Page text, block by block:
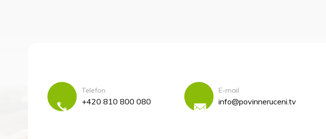
Telefon
+420 810 800 080
E-mail
info@povinneruceni.tv